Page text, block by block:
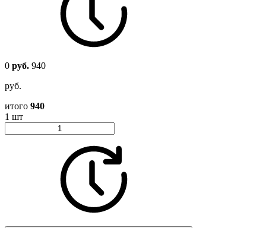
0 руб. 940
руб.
итого 940
1 шт